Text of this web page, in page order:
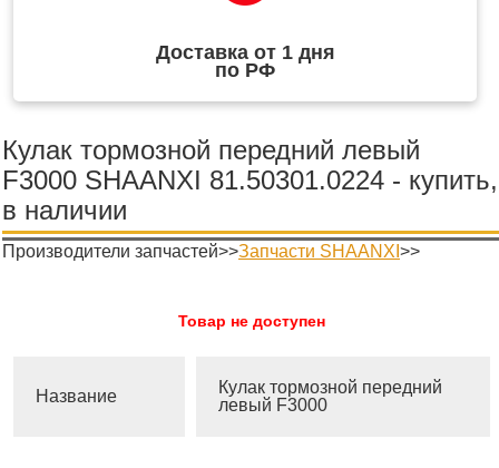
Доставка от 1 дня
по РФ
Кулак тормозной передний левый
F3000 SHAANXI 81.50301.0224 - купить,
в наличии
Производители запчастей>>Запчасти SHAANXI >>
Товар не доступен
Название
Кулак тормозной передний
левый F3000